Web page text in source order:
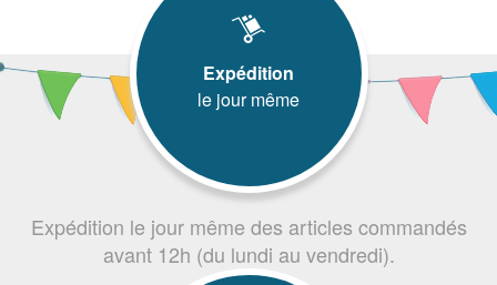
Expédition
le jour même
Expédition le jour même des articles commandés
avant 12h (du lundi au vendredi).